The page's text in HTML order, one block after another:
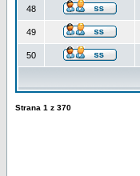
48
49
50
Strana 1 z 370